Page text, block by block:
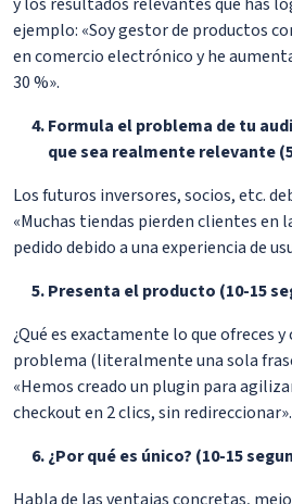
ejemplo: «Soy gestor de productos
en comercio electrónico y he
30 %».
Formula el problema de tu
que sea realmente relevante
Los futuros inversores, socios, etc.
«Muchas tiendas pierden clientes en
pedido debido a una experiencia de
Presenta el producto (10-15
¿Qué es exactamente lo que ofreces
problema (literalmente una sola
«Hemos creado un plugin para
checkout en 2 clics, sin redireccionar».
¿Por qué es único? (10-15